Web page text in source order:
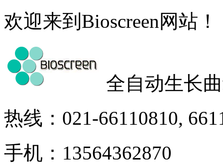
欢迎来到Bioscreen网站！
全自动生长
热线：021-66110810,
手机：13564362870